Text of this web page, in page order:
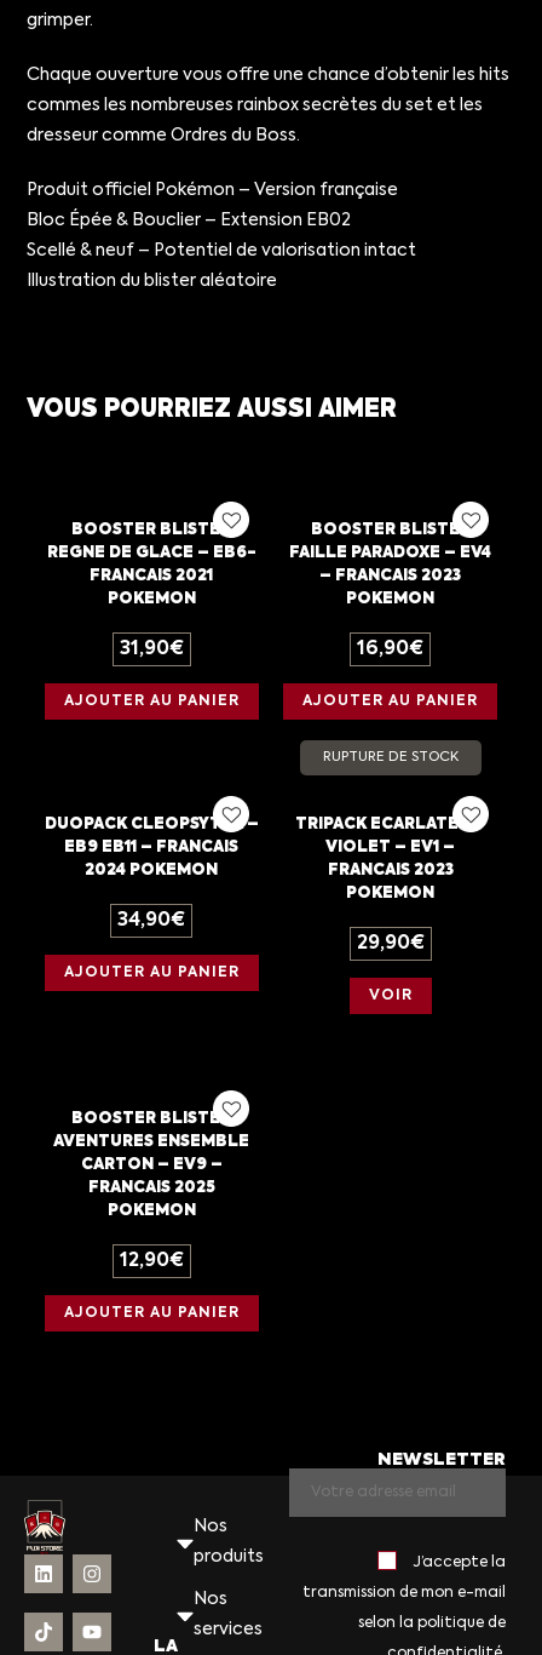
grimper.
Chaque ouverture vous offre une chance d’obtenir les hits
commes les nombreuses rainbox secrètes du set et les
dresseur comme Ordres du Boss.
Produit officiel Pokémon – Version française
Bloc Épée & Bouclier – Extension EB02
Scellé & neuf – Potentiel de valorisation intact
Illustration du blister aléatoire
VOUS POURRIEZ AUSSI AIMER
BOOSTER BLISTER
REGNE DE GLACE – EB6-
FRANCAIS 2021
POKEMON
31,90€
AJOUTER AU PANIER
BOOSTER BLISTER
FAILLE PARADOXE – EV4
– FRANCAIS 2023
POKEMON
16,90€
AJOUTER AU PANIER
DUOPACK CLEOPSYTRA –
EB9 EB11 – FRANCAIS
2024 POKEMON
34,90€
AJOUTER AU PANIER
RUPTURE DE STOCK
TRIPACK ECARLATE ET
VIOLET – EV1 –
FRANCAIS 2023
POKEMON
29,90€
VOIR
BOOSTER BLISTER
AVENTURES ENSEMBLE
CARTON – EV9 –
FRANCAIS 2025
POKEMON
12,90€
AJOUTER AU PANIER
Nos
produits
Nos
services
LA
NEWSLETTER
J’accepte la
transmission de mon e-mail
selon la politique de